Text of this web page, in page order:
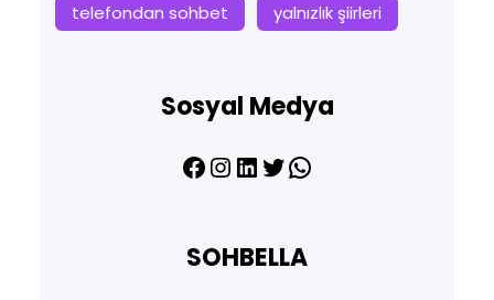
telefondan sohbet
yalnızlık şiirleri
Sosyal Medya
Facebook InstagramLinkedIn Twitter WhatsApp
SOHBELLA